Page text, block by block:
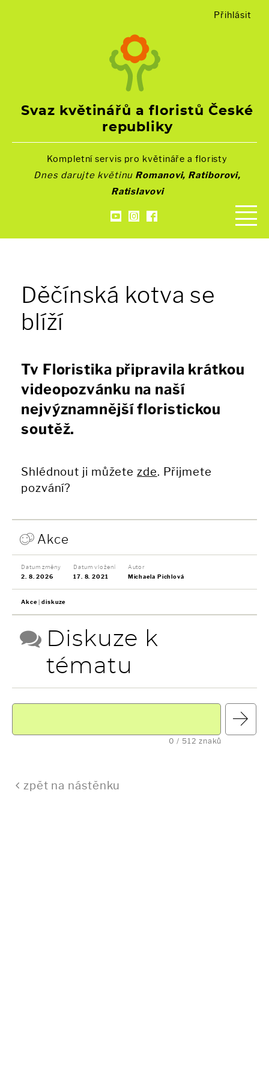
Svaz květinářů a floristů České
republiky
Přihlásit
Kompletní servis pro květináře a floristy
Dnes darujte květinu Romanovi, Ratiborovi,
Ratislavovi
Děčínská kotva se
blíží
Tv Floristika připravila krátkou
videopozvánku na naší
nejvýznamnější floristickou
soutěž.
Shlédnout ji můžete zde. Přijmete
pozvání?
Akce
Datum změny
2. 8. 2026
Datum vložení
17. 8. 2021
Autor
Michaela Pichlová
Akce diskuze
Diskuze k
tématu
0 / 512 znaků
zpět na nástěnku